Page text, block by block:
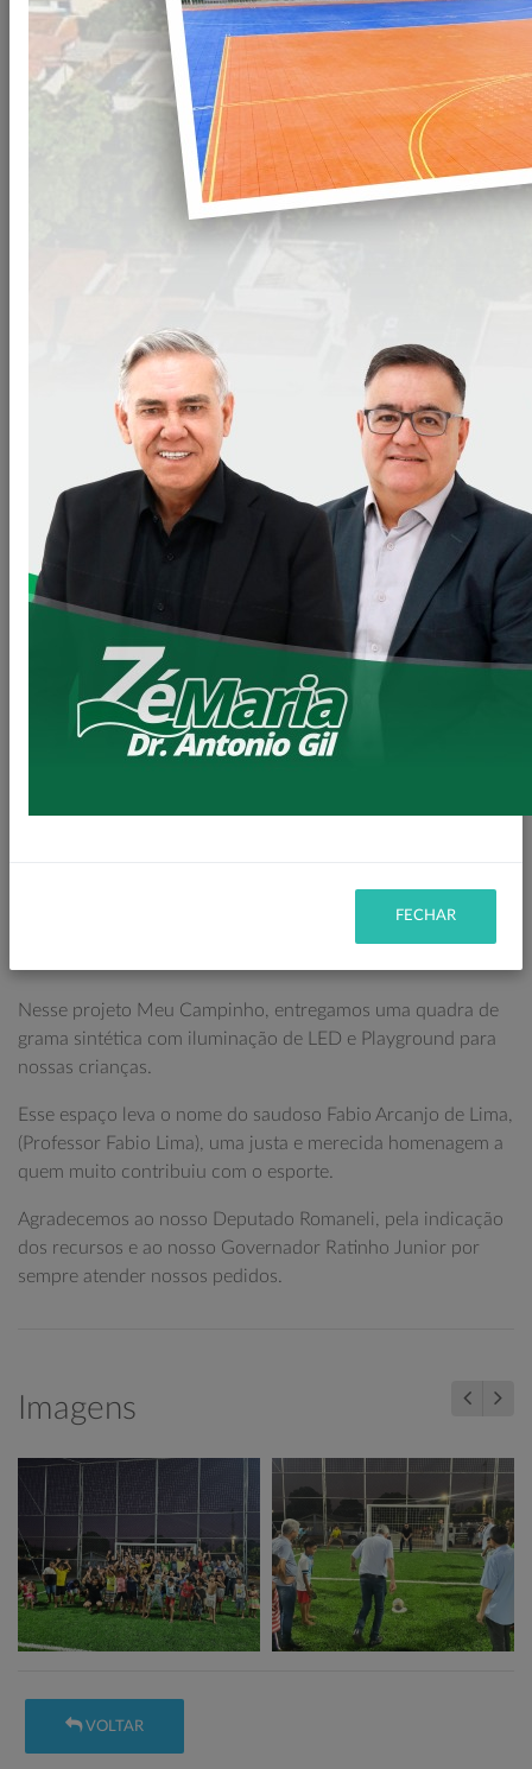
Compartilhar
ENTREGA DO MEU CAMPINHO FABIO ARCANJO DE
LIMA, (PROFESSOR FABIO LIMA)
SOL NASCENTE/VILA VITÓRIA
Olá amigos e amigas Loandenses.
oportunidade para práticas esportivas e de lazer, bem como
Nesse projeto Meu Campinho, entregamos uma quadra de
grama sintética com iluminação de LED e Playground para
nossas crianças.
Esse espaço leva o nome do saudoso Fabio Arcanjo de Lima,
(Professor Fabio Lima), uma justa e merecida homenagem a
quem muito contribuiu com o esporte.
Agradecemos ao nosso Deputado Romaneli, pela indicação
dos recursos e ao nosso Governador Ratinho Junior por
sempre atender nossos pedidos.
Imagens
VOLTAR
FECHAR